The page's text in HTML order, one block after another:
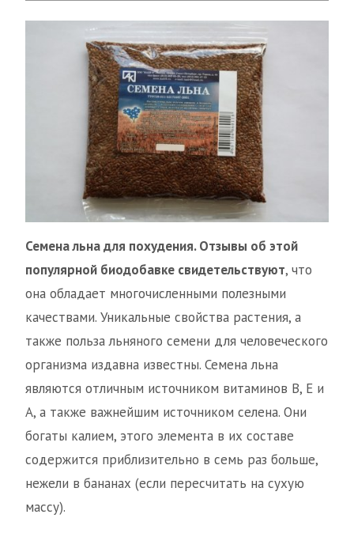
Семена льна для похудения. Отзывы об этой
популярной биодобавке свидетельствуют, что
она обладает многочисленными полезными
качествами. Уникальные свойства растения, а
также польза льняного семени для человеческого
организма издавна известны. Семена льна
являются отличным источником витаминов В, Е и
А, а также важнейшим источником селена. Они
богаты калием, этого элемента в их составе
содержится приблизительно в семь раз больше,
нежели в бананах (если пересчитать на сухую
массу).